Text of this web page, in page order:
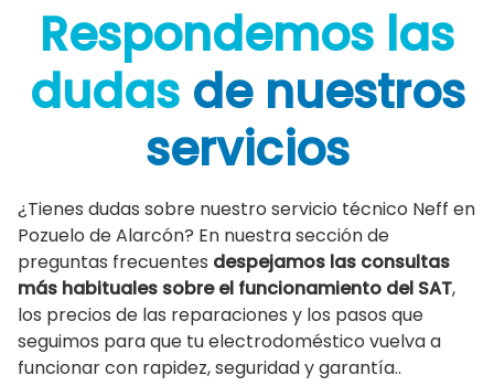
Respondemos las
dudas de nuestros
servicios
¿Tienes dudas sobre nuestro servicio técnico Neff en
Pozuelo de Alarcón? En nuestra sección de
preguntas frecuentes despejamos las consultas
más habituales sobre el funcionamiento del SAT,
los precios de las reparaciones y los pasos que
seguimos para que tu electrodoméstico vuelva a
funcionar con rapidez, seguridad y garantía..